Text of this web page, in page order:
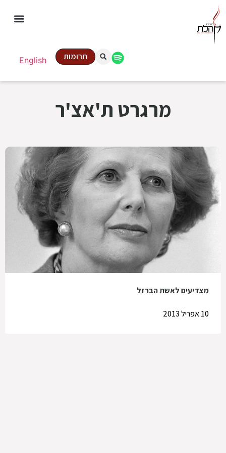
English תרומות
מרגרט ת'אצ'ר
מצדיעים לאשת הברזל
10 אפריל 2013